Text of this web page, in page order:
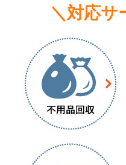
＼対応サ